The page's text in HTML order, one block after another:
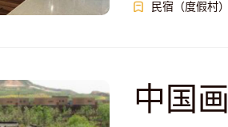
民宿（度假村
中国